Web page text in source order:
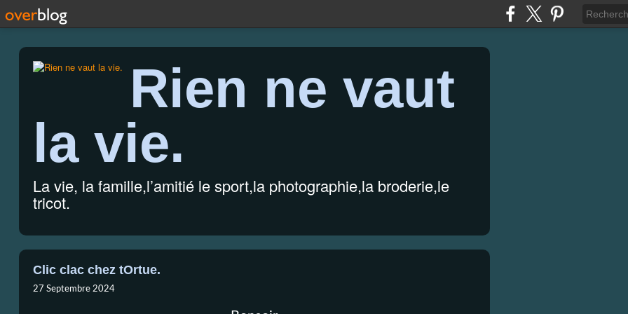
Rien ne vaut
la vie.
La vie, la famille,l’amitié le sport,la photographie,la broderie,le
tricot.
Clic clac chez tOrtue.
27 Septembre 2024